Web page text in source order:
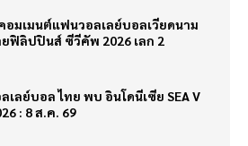
อมเมนต์แฟนวอลเลย์บอลเวียดนาม
ฟิลิปปินส์ ซีวีคัพ 2026 เลก 2
เลย์บอล ไทย พบ อินโดนีเซีย SEA V
: 8 ส.ค. 69